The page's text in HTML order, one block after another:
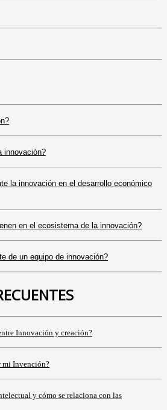
innovación?
la innovación en el desarrollo económico
en el ecosistema de la innovación?
de un equipo de innovación?
Innovación y creación?
mi Invención?
y cómo se relaciona con las